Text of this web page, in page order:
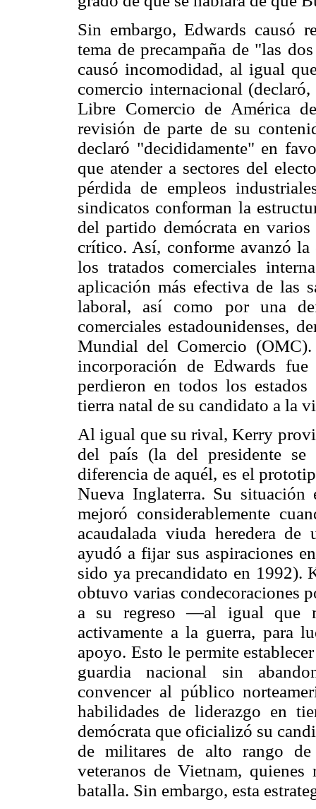
Sin embargo, Edwards causó
tema de precampaña de "las
causó incomodidad, al igual
comercio internacional
Libre Comercio de América
revisión de parte de su
declaró "decididamente" en
que atender a sectores del
pérdida de empleos
sindicatos conforman la
del partido demócrata en
crítico. Así, conforme avanzó
los tratados comerciales
aplicación más efectiva de las
laboral, así como por una
comerciales estadounidenses,
Mundial del Comercio
incorporación de Edwards
perdieron en todos los
tierra natal de su candidato a la
Al igual que su rival, Kerry
del país (la del presidente se
diferencia de aquél, es el
Nueva Inglaterra. Su situación
mejoró considerablemente
acaudalada viuda heredera
ayudó a fijar sus aspiraciones
sido ya precandidato en 1992).
obtuvo varias condecoraciones
a su regreso —al igual que
activamente a la guerra, para
apoyo. Esto le permite
guardia nacional sin
convencer al público
habilidades de liderazgo en
demócrata que oficializó su
de militares de alto rango
veteranos de Vietnam, quienes
batalla. Sin embargo, esta